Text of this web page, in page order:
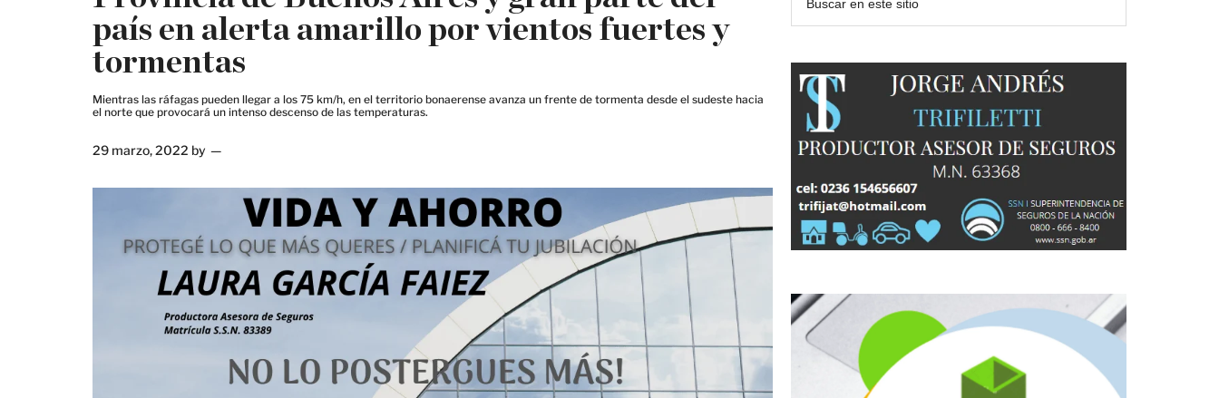
país en alerta amarillo por vientos fuertes y
tormentas
Mientras las ráfagas pueden llegar a los 75 km/h, en el territorio bonaerense avanza un frente de tormenta desde el sudeste hacia
el norte que provocará un intenso descenso de las temperaturas.
29 marzo, 2022 by